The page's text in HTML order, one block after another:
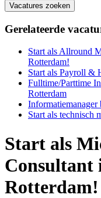
Vacatures zoeken
Gerelateerde
Start als Allround
Rotterdam!
Start als Payroll &
Fulltime/Parttime
Rotterdam
Start als technisch
Start als
Consultant
Rotterdam!